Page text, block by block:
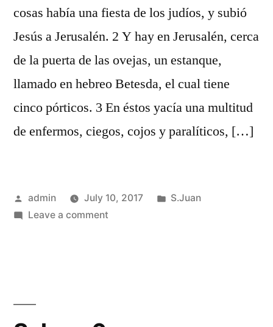
cosas había una fiesta de los judíos, y subió
Jesús a Jerusalén. 2 Y hay en Jerusalén, cerca
de la puerta de las ovejas, un estanque,
llamado en hebreo Betesda, el cual tiene
cinco pórticos. 3 En éstos yacía una multitud
de enfermos, ciegos, cojos y paralíticos, […]
Posted
by
admin July 10, 2017
Posted
S.Juan
Leave a commenton